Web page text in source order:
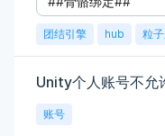
团结引擎 hub 粒
Unity个人账号不
账号